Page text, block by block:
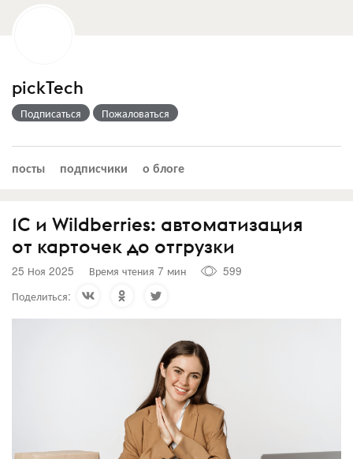
pickTech
Подписаться Пожаловаться
посты подписчики о блоге
1С и Wildberries: автоматизация
от карточек до отгрузки
25 Ноя 2025 Время чтения 7 мин
599
Поделиться: